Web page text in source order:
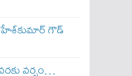
గౌడ్
వర్షం…